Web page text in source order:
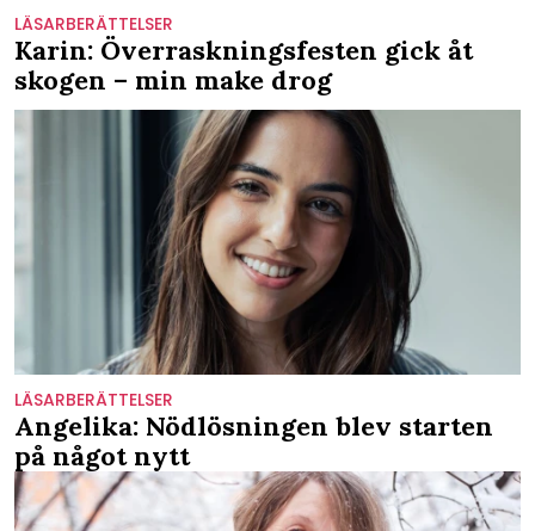
LÄSARBERÄTTELSER
Karin: Överraskningsfesten gick åt
skogen – min make drog
LÄSARBERÄTTELSER
Angelika: Nödlösningen blev starten
på något nytt